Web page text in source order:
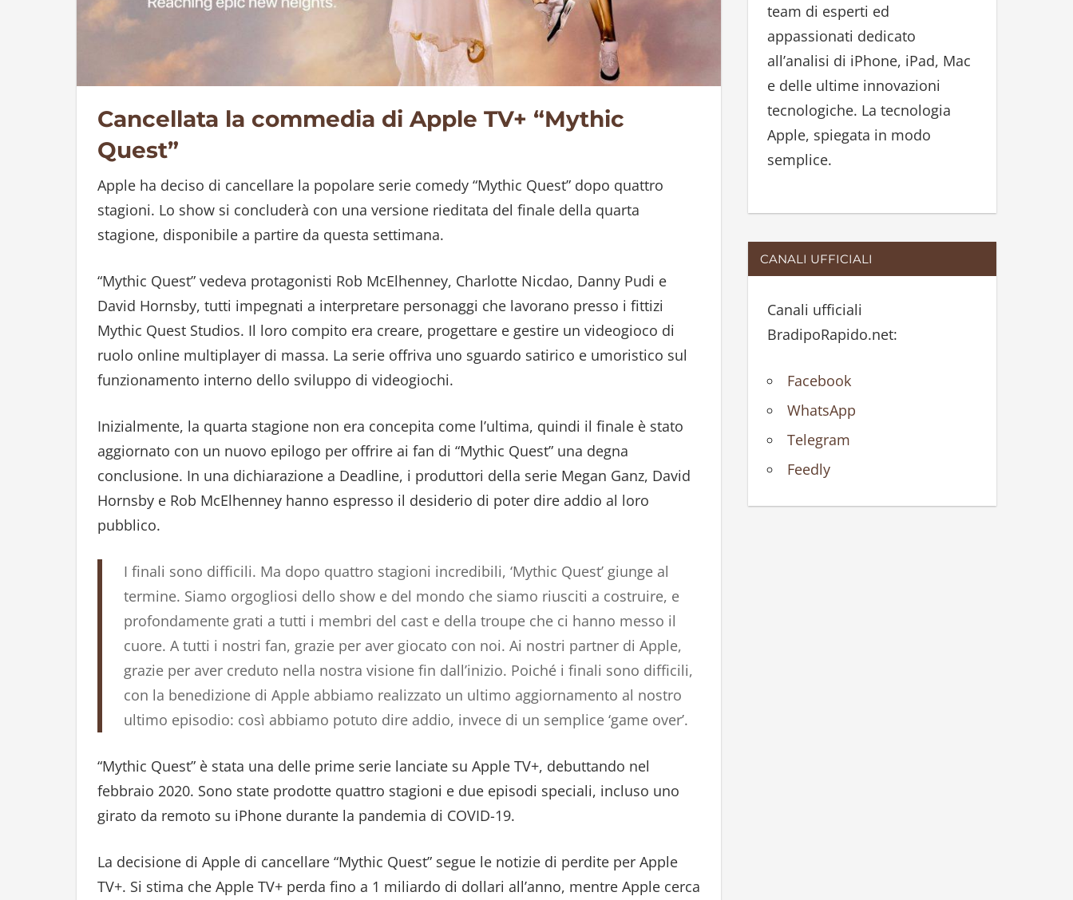
Cancellata la commedia di Apple TV+ “Mythic
Quest”
Apple ha deciso di cancellare la popolare serie comedy “Mythic Quest” dopo quattro
stagioni. Lo show si concluderà con una versione rieditata del finale della quarta
stagione, disponibile a partire da questa settimana.
“Mythic Quest” vedeva protagonisti Rob McElhenney, Charlotte Nicdao, Danny Pudi e
David Hornsby, tutti impegnati a interpretare personaggi che lavorano presso i fittizi
Mythic Quest Studios. Il loro compito era creare, progettare e gestire un videogioco di
ruolo online multiplayer di massa. La serie offriva uno sguardo satirico e umoristico sul
funzionamento interno dello sviluppo di videogiochi.
Inizialmente, la quarta stagione non era concepita come l’ultima, quindi il finale è stato
aggiornato con un nuovo epilogo per offrire ai fan di “Mythic Quest” una degna
conclusione. In una dichiarazione a Deadline, i produttori della serie Megan Ganz, David
Hornsby e Rob McElhenney hanno espresso il desiderio di poter dire addio al loro
pubblico.
I finali sono difficili. Ma dopo quattro stagioni incredibili, ‘Mythic Quest’ giunge al
termine. Siamo orgogliosi dello show e del mondo che siamo riusciti a costruire, e
profondamente grati a tutti i membri del cast e della troupe che ci hanno messo il
cuore. A tutti i nostri fan, grazie per aver giocato con noi. Ai nostri partner di Apple,
grazie per aver creduto nella nostra visione fin dall’inizio. Poiché i finali sono difficili,
con la benedizione di Apple abbiamo realizzato un ultimo aggiornamento al nostro
ultimo episodio: così abbiamo potuto dire addio, invece di un semplice ‘game over’.
“Mythic Quest” è stata una delle prime serie lanciate su Apple TV+, debuttando nel
febbraio 2020. Sono state prodotte quattro stagioni e due episodi speciali, incluso uno
girato da remoto su iPhone durante la pandemia di COVID-19.
La decisione di Apple di cancellare “Mythic Quest” segue le notizie di perdite per Apple
TV+. Si stima che Apple TV+ perda fino a 1 miliardo di dollari all’anno, mentre Apple cerca
:
team di esperti ed
appassionati dedicato
all’analisi di iPhone, iPad, Mac
e delle ultime innovazioni
tecnologiche. La tecnologia
Apple, spiegata in modo
semplice.
CANALI UFFICIALI
Canali ufficiali
BradipoRapido.net:
Facebook
WhatsApp
Telegram
Feedly